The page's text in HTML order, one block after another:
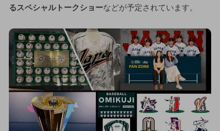
るスペシャルトークショーなどが予定されています。